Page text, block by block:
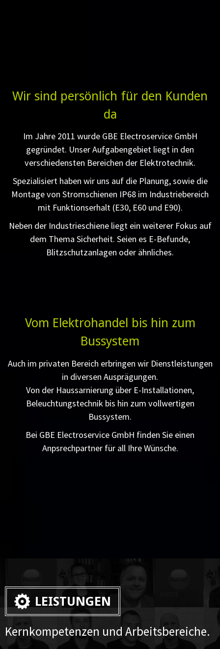
Wir sind persönlich für den Kunden
da
Im Jahre 2011 wurde GBE Electroservice GmbH
gegründet. Unser Aufgabengebiet liegt in den
verschiedensten Bereichen der Elektrotechnik.
Spezialisiert haben wir uns auf die Planung, sowie die
Montage von Stromschienen IP68 im Industriebereich
mit Funktionserhalt (E30, E60 und E90).
Neben der Industrieschiene liegt ein weiterer Fokus auf
dem Thema Sicherheit. Seien es E-Befunde,
Blitzschutzanlagen oder ähnliches.
Vom Elektrohandel bis hin zum
Bussystem
Auch im privaten Bereich erbringen wir Dienstleistungen
in diversen Ausprägungen.
Von der Haussarnierung über E-Installationen,
Beleuchtungstechnik bis hin zum vollwertigen
Bussystem.
Bei GBE Electroservice GmbH finden Sie einen
Anpsrechpartner für all Ihre Wünsche.
LEISTUNGEN
Kernkompetenzen und Arbeitsbereiche.